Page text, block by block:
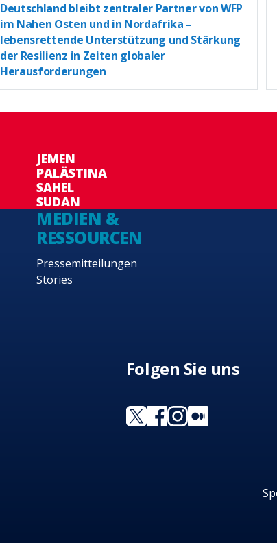
Deutschland bleibt zentraler Partner von WFP
im Nahen Osten und in Nordafrika –
lebensrettende Unterstützung und Stärkung
der Resilienz in Zeiten globaler
Herausforderungen
JEMEN
PALÄSTINA
SAHEL
SUDAN
MEDIEN &
RESSOURCEN
Pressemitteilungen
Stories
Folgen Sie uns